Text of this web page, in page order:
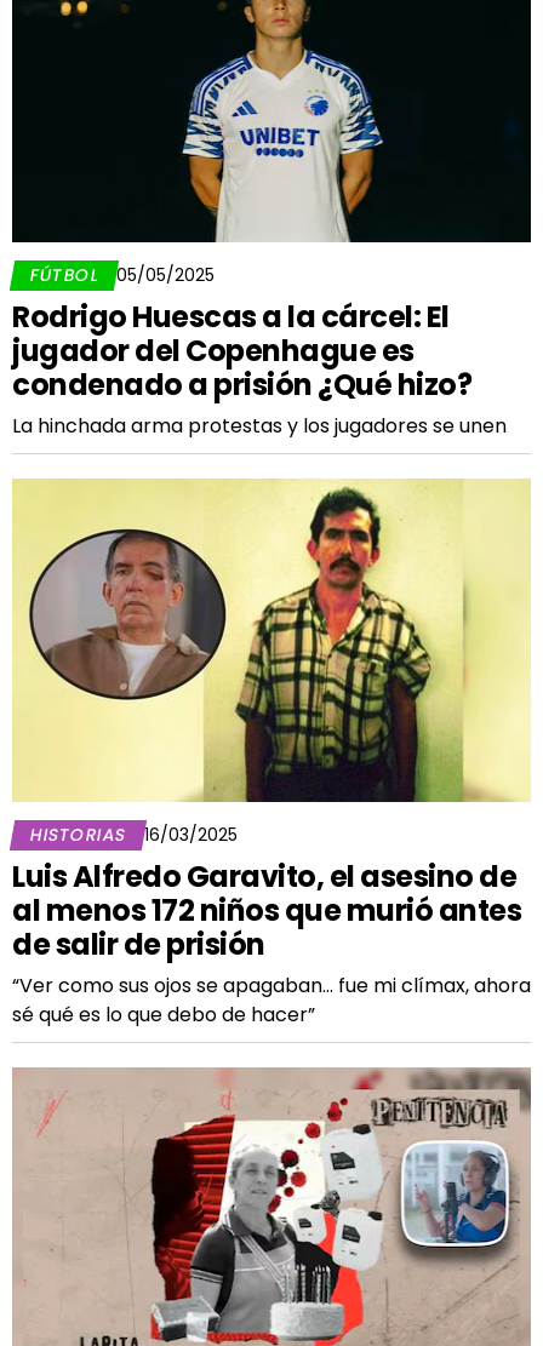
FÚTBOL 05/05/2025
Rodrigo Huescas a la cárcel: El
jugador del Copenhague es
condenado a prisión ¿Qué hizo?
La hinchada arma protestas y los jugadores se unen
HISTORIAS 16/03/2025
Luis Alfredo Garavito, el asesino de
al menos 172 niños que murió antes
de salir de prisión
“Ver como sus ojos se apagaban… fue mi clímax, ahora
sé qué es lo que debo de hacer”